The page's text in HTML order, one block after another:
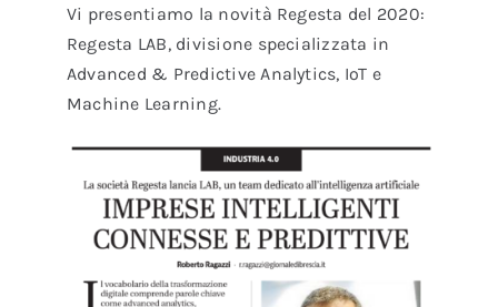
Vi presentiamo la novità Regesta del 2020:
Regesta LAB, divisione specializzata in
Advanced & Predictive Analytics, IoT e
Machine Learning.